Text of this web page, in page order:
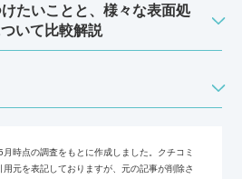
たいことと、様々な表面処
いて比較解説
時点の調査をもとに作成しました。クチコミ
元を表記しておりますが、元の記事が削除さ